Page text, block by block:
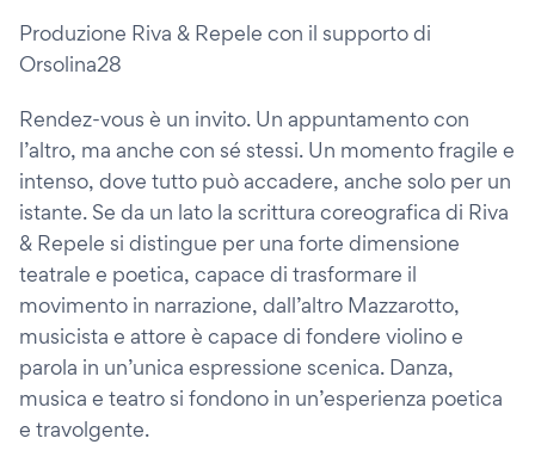
Produzione Riva & Repele con il supporto di
Orsolina28
Rendez-vous è un invito. Un appuntamento con
l’altro, ma anche con sé stessi. Un momento fragile e
intenso, dove tutto può accadere, anche solo per un
istante. Se da un lato la scrittura coreografica di Riva
& Repele si distingue per una forte dimensione
teatrale e poetica, capace di trasformare il
movimento in narrazione, dall’altro Mazzarotto,
musicista e attore è capace di fondere violino e
parola in un’unica espressione scenica. Danza,
musica e teatro si fondono in un’esperienza poetica
e travolgente.